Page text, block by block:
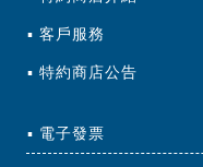
客戶服務
特約商店公告
電子發票